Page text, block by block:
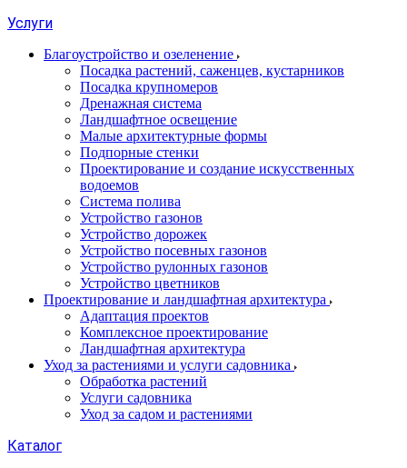
Услуги
Благоустройство и озеленение
Посадка растений, саженцев, кустарников
Посадка крупномеров
Дренажная система
Ландшафтное освещение
Малые архитектурные формы
Подпорные стенки
Проектирование и создание искусственных
водоемов
Система полива
Устройство газонов
Устройство дорожек
Устройство посевных газонов
Устройство рулонных газонов
Устройство цветников
Проектирование и ландшафтная архитектура
Адаптация проектов
Комплексное проектирование
Ландшафтная архитектура
Уход за растениями и услуги садовника
Обработка растений
Услуги садовника
Уход за садом и растениями
Каталог